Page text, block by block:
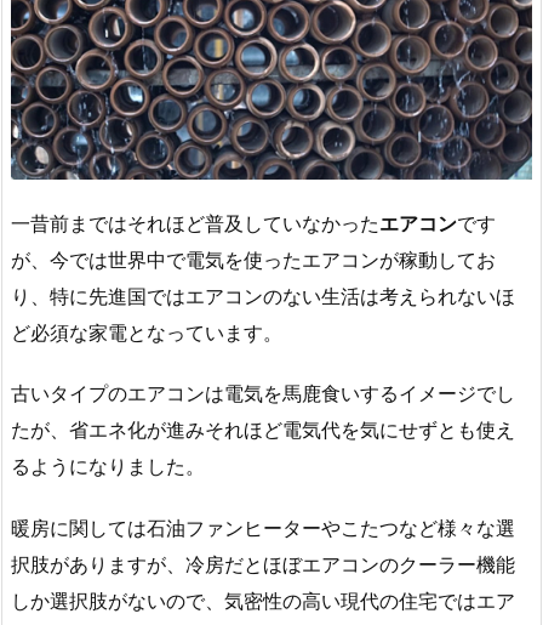
一昔前まではそれほど普及していなかったエアコンです
が、今では世界中で電気を使ったエアコンが稼動してお
り、特に先進国ではエアコンのない生活は考えられないほ
ど必須な家電となっています。
古いタイプのエアコンは電気を馬鹿食いするイメージでし
たが、省エネ化が進みそれほど電気代を気にせずとも使え
るようになりました。
暖房に関しては石油ファンヒーターやこたつなど様々な選
択肢がありますが、冷房だとほぼエアコンのクーラー機能
しか選択肢がないので、気密性の高い現代の住宅ではエア